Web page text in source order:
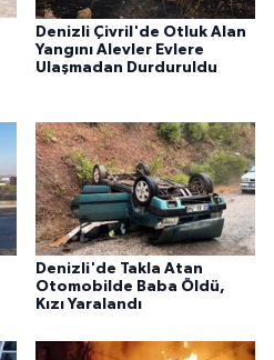
Denizli Çivril'de Otluk Alan
Yangını Alevler Evlere
Ulaşmadan Durduruldu
Denizli'de Takla Atan
Otomobilde Baba Öldü,
Kızı Yaralandı